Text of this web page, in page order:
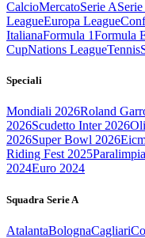
CalcioMercatoSerie A
LeagueEuropa League
ItalianaFormula 1Formula
CupNations LeagueTennis
Speciali
Mondiali 2026Roland
2026Scudetto Inter 2026
2026Super Bowl 2026
Riding Fest 2025
2024Euro 2024
Squadra Serie A
AtalantaBolognaCagliari